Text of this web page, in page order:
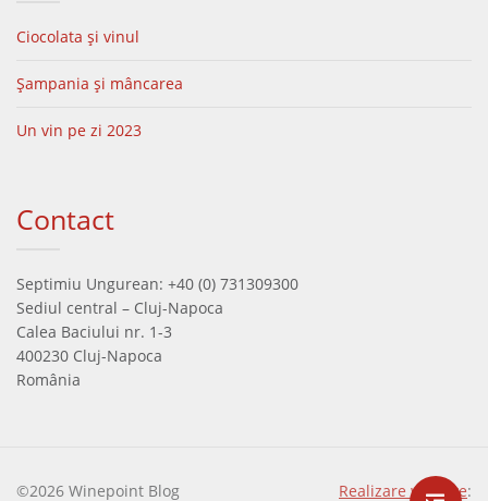
Ciocolata și vinul
Șampania și mâncarea
Un vin pe zi 2023
Contact
Septimiu Ungurean: +40 (0) 731309300
Sediul central – Cluj-Napoca
Calea Baciului nr. 1-3
400230 Cluj-Napoca
România
©2026 Winepoint Blog Realizare website: